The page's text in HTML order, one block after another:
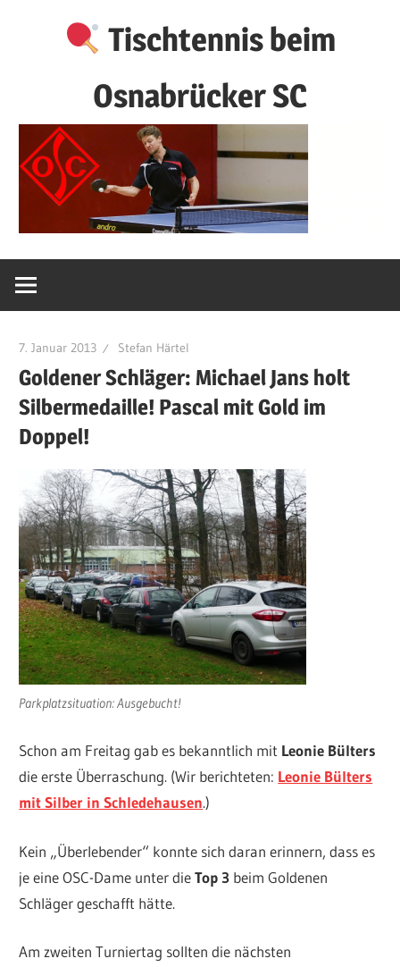
Tischtennis beim
Osnabrücker SC
7. Januar 2013 Stefan Härtel
Goldener Schläger: Michael Jans holt
Silbermedaille! Pascal mit Gold im
Doppel!
Parkplatzsituation: Ausgebucht!
Schon am Freitag gab es bekanntlich mit Leonie Bülters
die erste Überraschung. (Wir berichteten: Leonie Bülters
mit Silber in Schledehausen.)
Kein „Überlebender“ konnte sich daran erinnern, dass es
je eine OSC-Dame unter dieTop 3 beim Goldenen
Schläger geschafft hätte.
Am zweiten Turniertag sollten die nächsten